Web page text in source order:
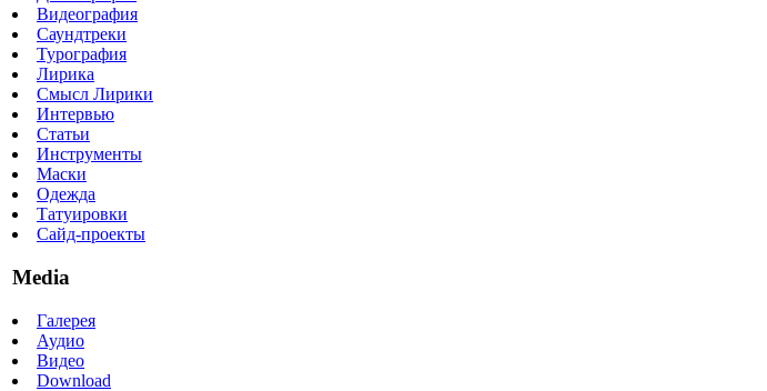
Видеография
Саундтреки
Турография
Лирика
Смысл Лирики
Интервью
Статьи
Инструменты
Маски
Одежда
Татуировки
Сайд-проекты
Media
Галерея
Аудио
Видео
Download